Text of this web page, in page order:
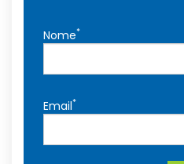
Nome*
Email*